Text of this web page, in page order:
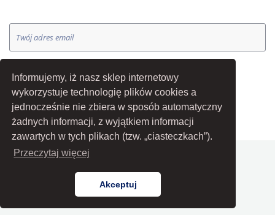
Informujemy, iż nasz sklep internetowy
wykorzystuje technologię plików cookies a
jednocześnie nie zbiera w sposób automatyczny
żadnych informacji, z wyjątkiem informacji
zawartych w tych plikach (tzw. „ciasteczkach”).
Przeczytaj więcej
Akceptuj
OK
© Medical Company Sp. z o. o.